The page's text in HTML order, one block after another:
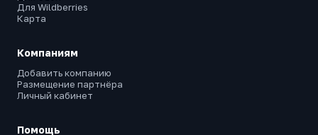
Для Wildberries
Карта
Компаниям
Добавить компанию
Размещение партнёра
Личный кабинет
Помощь